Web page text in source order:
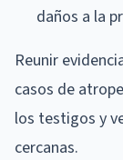
daños a la
Reunir
casos de
los testigos y
cercanas.